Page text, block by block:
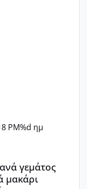
PM%d ημ
και ανεμελιά
γεμάτος
μακάρι